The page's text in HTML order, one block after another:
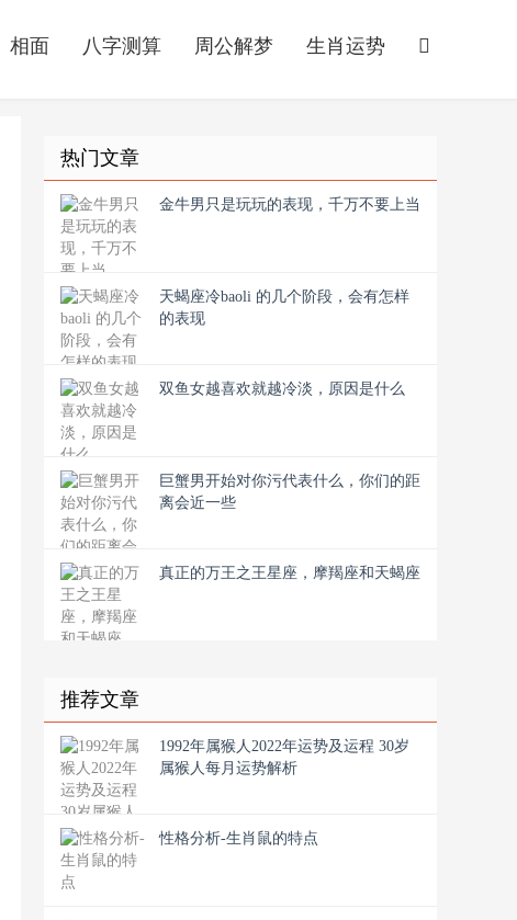
相面 八字测算 周公解梦 生肖运势
热门文章
金牛男只是玩玩的表现，千万不要上当
天蝎座冷baoli 的几个阶段，会有怎样
的表现
双鱼女越喜欢就越冷淡，原因是什么
巨蟹男开始对你污代表什么，你们的距
离会近一些
真正的万王之王星座，摩羯座和天蝎座
推荐文章
1992年属猴人2022年运势及运程 30岁
属猴人每月运势解析
性格分析-生肖鼠的特点